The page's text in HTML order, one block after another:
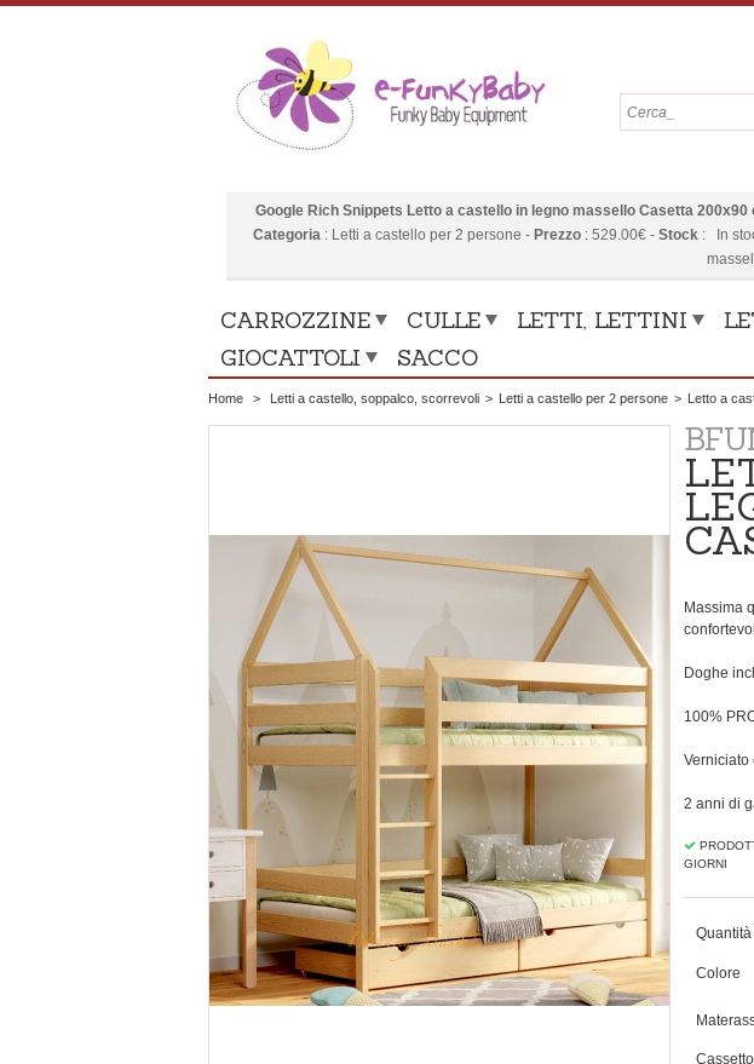
Google Rich Snippets Letto a castello in legno massello Casetta 200x90
Categoria: Letti a castello per 2 persone - Prezzo: 529.00€ - Stock: In
CARROZZINE CULLE LETTI, LETTINI
GIOCATTOLI
SACCO
Home > Letti a castello, soppalco, scorrevoli > Letti a castello per 2 persone > Letto a
Massima
Doghe
100%
Verniciato
2 anni di
GIORNI
Quantità
Colore
Cassetto